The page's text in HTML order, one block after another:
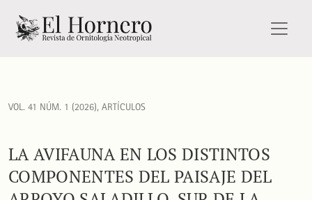
La avifauna en los distintos componentes del paisaje del
VOL. 41 NÚM. 1 (2026), ARTÍCULOS
LA AVIFAUNA EN LOS DISTINTOS
COMPONENTES DEL PAISAJE DEL